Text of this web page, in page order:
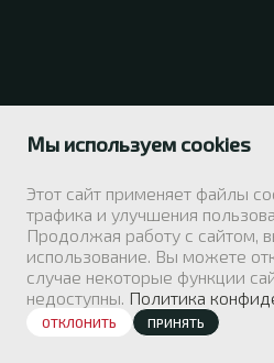
Мы используем cookies
Этот сайт применяет файлы
трафика и улучшения
Продолжая работу с сайтом,
использование. Вы можете
случае некоторые функции
недоступны. Политика
ОТКЛОНИТЬ ПРИНЯТЬ